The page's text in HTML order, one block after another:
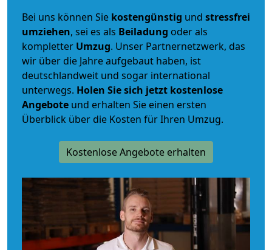
Bei uns können Sie kostengünstig und stressfrei
umziehen, sei es als Beiladung oder als
kompletter Umzug. Unser Partnernetzwerk, das
wir über die Jahre aufgebaut haben, ist
deutschlandweit und sogar international
unterwegs. Holen Sie sich jetzt kostenlose
Angebote und erhalten Sie einen ersten
Überblick über die Kosten für Ihren Umzug.
Kostenlose Angebote erhalten